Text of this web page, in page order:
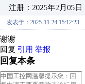
注册：2025年2月05日
发表于：2025-11-24 15:12:23
谢谢
回复 引用 举报
回复本条